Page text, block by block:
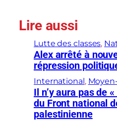
Lire aussi
Lutte des classes,
Alex arrêté à
répression
International ,
Il n’y aura pas de
du Front national
palestinienne